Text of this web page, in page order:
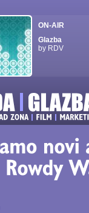
ON-AIR
Glazba
by RDV